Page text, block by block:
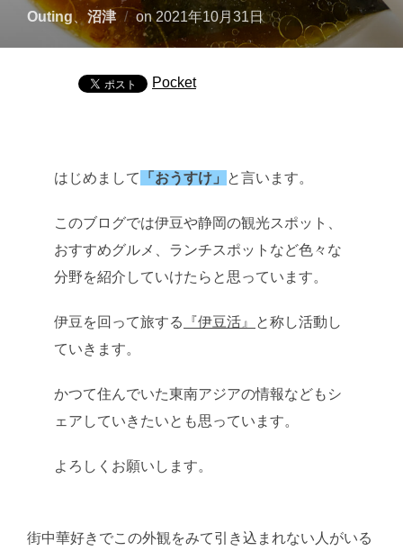
Outing、 沼津 on投
稿
2021年10月31日
Pocket
はじめまして 「おうすけ」 と言います。
このブログでは伊豆や静岡の観光スポット、
おすすめグルメ、ランチスポットなど色々な
分野を紹介していけたらと思っています。
伊豆を回って旅する 『伊豆活』
と称し活動し
ていきます。
かつて住んでいた東南アジアの情報などもシ
ェアしていきたいとも思っています。
よろしくお願いします。
街中華好きでこの外観をみて引き込まれない人がいる